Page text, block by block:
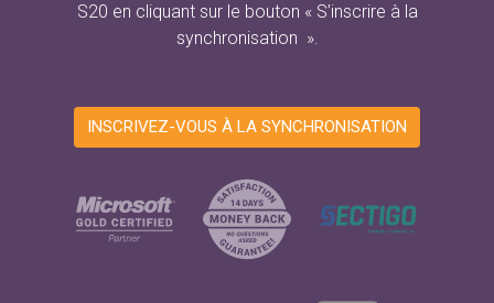
S20 en cliquant sur le bouton « S’inscrire à la
synchronisation ».
INSCRIVEZ-VOUS À LA SYNCHRONISATION